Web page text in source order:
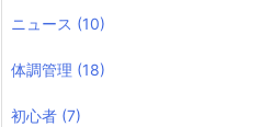
ニュース (10)
体調管理 (18)
初心者 (7)